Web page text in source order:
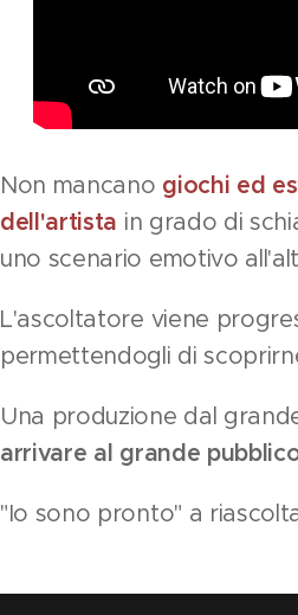
Non mancano giochi ed
dell'artista in grado di
uno scenario emotivo
L'ascoltatore viene
permettendogli di
Una produzione dal
arrivare al grande
"Io sono pronto" a